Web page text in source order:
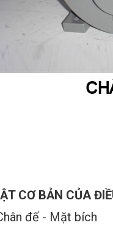
CƠ BẢN CỦA
đế - Mặt bích